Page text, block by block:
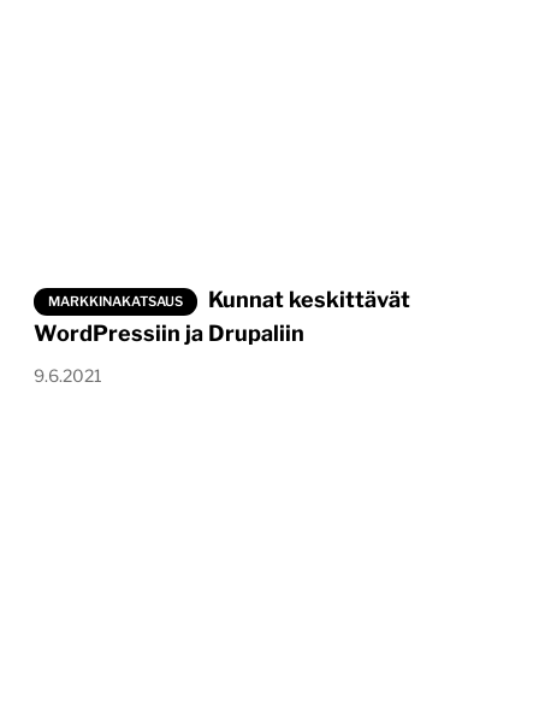
MARKKINAKATSAUS
Kunnat keskittävät
WordPressiin ja Drupaliin
9.6.2021